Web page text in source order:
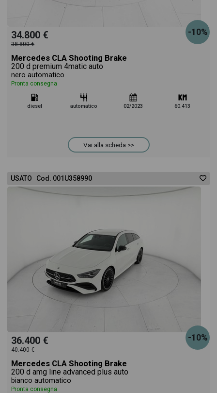
-10%
34.800 €
38.800 €
Mercedes CLA Shooting Brake
200 d premium 4matic auto
nero automatico
Pronta consegna
diesel automatico 02/2023 60.413
Vai alla scheda >>
USATO Cod. 001U358990
-10%
36.400 €
40.400 €
Mercedes CLA Shooting Brake
200 d amg line advanced plus auto
bianco automatico
Pronta consegna